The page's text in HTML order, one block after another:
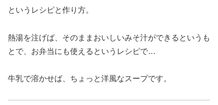
というレシピと作り方。
熱湯を注げば、そのままおいしいみそ汁ができるというも
とで、お弁当にも使えるというレシピで…
牛乳で溶かせば、ちょっと洋風なスープです。